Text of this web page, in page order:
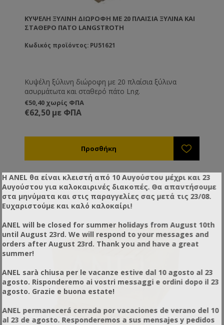
ΚΥΨΈΛΗ ΞΎΛΙΝΗ ΔΙΏΡΟΦΗ ΜΕ 20 ΠΛΑΊΣΙΑ ΞΥΛΙΝΑ ΚΑΙ
ΣΤΑΘΕΡΌ ΠΆΤΟ LANGSTROTH
Κωδικός προϊόντος: PU51621
Κυψέλη ξύλινη διώροφη με 20 πλαίσια ξύλινα
ασυρμάτωτα και σταθερό πάτο Lng.
€50,40 χωρίς ΦΠΑ
€62,50 με ΦΠΑ
Η ANEL θα είναι κλειστή από 10 Αυγούστου μέχρι και 23
Αυγούστου για καλοκαιρινές διακοπές. Θα απαντήσουμε
στα μηνύματα και στις παραγγελίες σας μετά τις 23/08.
Ευχαριστούμε και καλό καλοκαίρι!
ANEL will be closed for summer holidays from August 10th
until August 23rd. We will respond to your messages and
orders after August 23rd. Thank you and have a great
summer!
ANEL sarà chiusa per le vacanze estive dal 10 agosto al 23
agosto. Risponderemo ai vostri messaggi e ordini dopo il 23
agosto. Grazie e buona estate!
ANEL permanecerá cerrada por vacaciones de verano del 10
al 23 de agosto. Responderemos a sus mensajes y pedidos